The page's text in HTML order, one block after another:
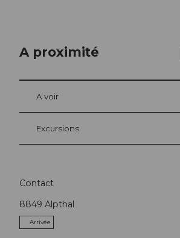
A proximité
A voir
Excursions
Contact
8849 Alpthal
Arrivée